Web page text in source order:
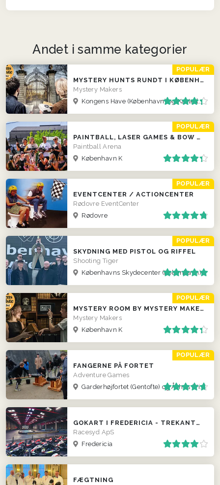
Andet i samme kategorier
POPULÆR
MYSTERY HUNTS RUNDT I KØBENHAVN
Mystery Makers
Kongens Have (København) og Kastellet (København)
POPULÆR
PAINTBALL, LASER GAMES & BOW COMBAT
Paintball Arena
København K
POPULÆR
EVENTCENTER / ACTIONCENTER
Rødovre EventCenter
Rødovre
POPULÆR
SKYDNING MED PISTOL OG RIFFEL
Shooting Tiger
Københavns Skydecenter (København)
POPULÆR
MYSTERY ROOM BY MYSTERY MAKERS
Mystery Makers
København K
POPULÆR
FANGERNE PÅ FORTET
Adventure Games
Garderhøjfortet (Gentofte) og Århus (Viby)
GOKART I FREDERICIA - TREKANTSOMRÅDET
Racesyd ApS
Fredericia
FÆGTNING